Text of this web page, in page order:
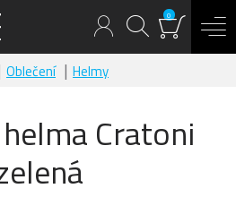
0
Oblečení Helmy
Cratoni